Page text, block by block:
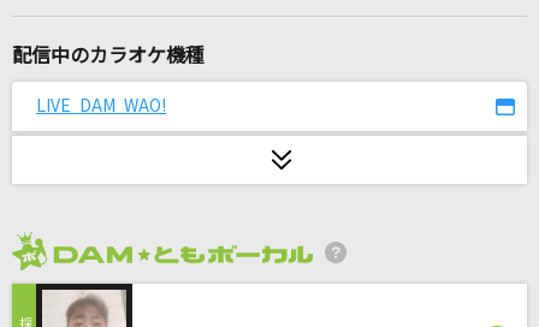
[生音]君の知らない物語
キャラクター
ポルノグラフィティ
配信中のカラオケ機種
LIVE DAM WAO!